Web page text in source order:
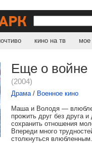
кино на тв мое
Еще о войне
(2004)
Драма/ Военное кино
Маша и Володя —
прожить друг без друга
сохранить отношения
Впереди много
столкнуться